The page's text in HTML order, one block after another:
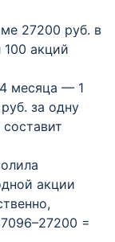
27200 руб. в
100 акций
месяца — 1
за одну
акции
=